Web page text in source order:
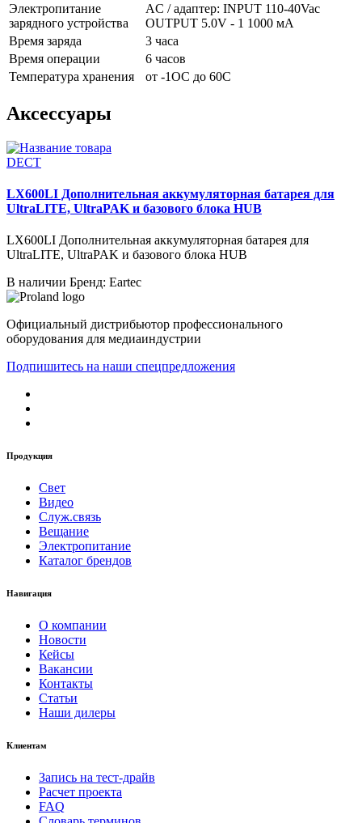
Электропитание
зарядного устройства
AC / адаптер: INPUT 110-40Vac
OUTPUT 5.0V - 1 1000 мА
Время заряда
3 часа
Время операции
6 часов
Температура хранения
от -1OC до 60C
Аксессуары
DECT
LX600LI Дополнительная аккумуляторная батарея для
UltraLITE, UltraPAK и базового блока HUB
LX600LI Дополнительная аккумуляторная батарея для
UltraLITE, UltraPAK и базового блока HUB
В наличии Бренд: Eartec
Официальный дистрибьютор профессионального
оборудования для медиаиндустрии
Подпишитесь на наши спецпредложения
Продукция
Свет
Видео
Служ.связь
Вещание
Электропитание
Каталог брендов
Навигация
О компании
Новости
Кейсы
Вакансии
Контакты
Статьи
Наши дилеры
Клиентам
Запись на тест-драйв
Расчет проекта
FAQ